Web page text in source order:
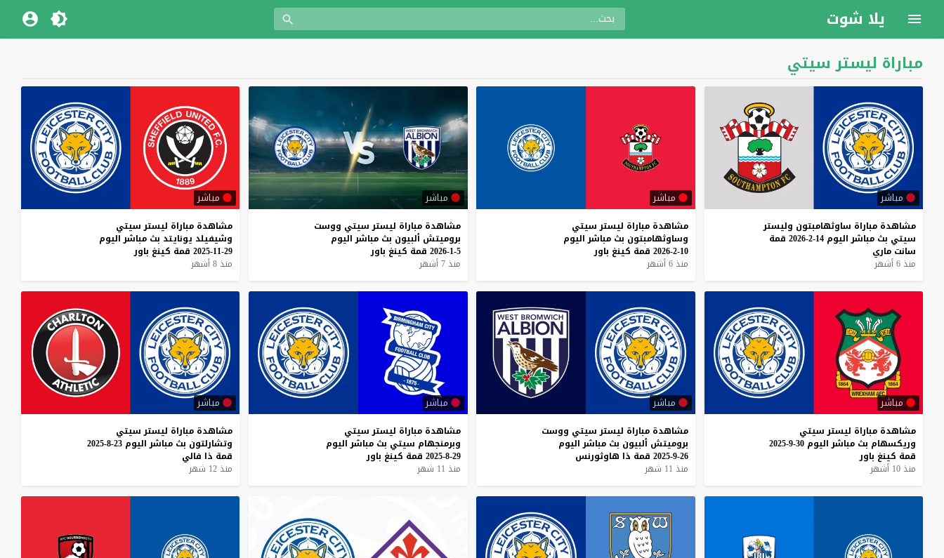
يلا شوت
مباراة ليستر سيتي
مباشر
مشاهدة مباراة ساوثهامبتون وليستر
سيتي بث مباشر اليوم 14-2-2026
قمة
سانت ماري
منذ 6 أشهر
مباشر
مشاهدة مباراة ليستر سيتي
وساوثهامبتون بث مباشر اليوم
10-2-2026
قمة كينغ باور
منذ 6 أشهر
مباشر
مشاهدة مباراة ليستر سيتي ووست
بروميتش ألبيون بث مباشر اليوم
5-1-2026
قمة كينغ باور
منذ 7 أشهر
مباشر
مشاهدة مباراة ليستر سيتي
وشيفيلد يونايتد بث مباشر اليوم
29-11-2025
قمة كينغ باور
منذ 8 أشهر
مباشر
مشاهدة مباراة ليستر سيتي
وريكسهام بث مباشر اليوم 30-9-2025
قمة كينغ باور
منذ 10 أشهر
مباشر
مشاهدة مباراة ليستر سيتي ووست
بروميتش ألبيون بث مباشر اليوم
26-9-2025
قمة ذا هاوثورنس
منذ 11 شهر
مباشر
مشاهدة مباراة ليستر سيتي
وبرمنجهام سيتي بث مباشر اليوم
29-8-2025
قمة كينغ باور
منذ 11 شهر
مباشر
مشاهدة مباراة ليستر سيتي
وتشارلتون بث مباشر اليوم 23-8-2025
قمة ذا فالي
منذ 12 شهر